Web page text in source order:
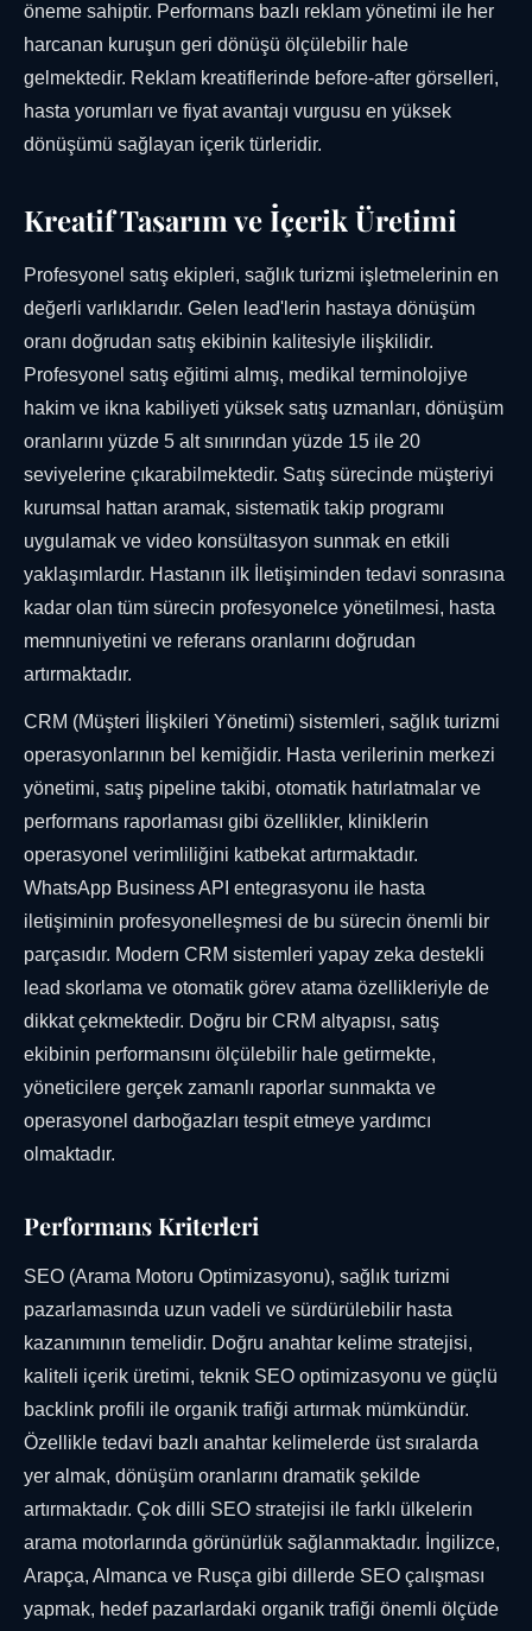
öneme sahiptir. Performans bazlı reklam yönetimi ile her
harcanan kuruşun geri dönüşü ölçülebilir hale
gelmektedir. Reklam kreatiflerinde before-after görselleri,
hasta yorumları ve fiyat avantajı vurgusu en yüksek
dönüşümü sağlayan içerik türleridir.
Kreatif Tasarım ve İçerik Üretimi
Profesyonel satış ekipleri, sağlık turizmi işletmelerinin en
değerli varlıklarıdır. Gelen lead'lerin hastaya dönüşüm
oranı doğrudan satış ekibinin kalitesiyle ilişkilidir.
Profesyonel satış eğitimi almış, medikal terminolojiye
hakim ve ikna kabiliyeti yüksek satış uzmanları, dönüşüm
oranlarını yüzde 5 alt sınırından yüzde 15 ile 20
seviyelerine çıkarabilmektedir. Satış sürecinde müşteriyi
kurumsal hattan aramak, sistematik takip programı
uygulamak ve video konsültasyon sunmak en etkili
yaklaşımlardır. Hastanın ilk İletişiminden tedavi sonrasına
kadar olan tüm sürecin profesyonelce yönetilmesi, hasta
memnuniyetini ve referans oranlarını doğrudan
artırmaktadır.
CRM (Müşteri İlişkileri Yönetimi) sistemleri, sağlık turizmi
operasyonlarının bel kemiğidir. Hasta verilerinin merkezi
yönetimi, satış pipeline takibi, otomatik hatırlatmalar ve
performans raporlaması gibi özellikler, kliniklerin
operasyonel verimliliğini katbekat artırmaktadır.
WhatsApp Business API entegrasyonu ile hasta
iletişiminin profesyonelleşmesi de bu sürecin önemli bir
parçasıdır. Modern CRM sistemleri yapay zeka destekli
lead skorlama ve otomatik görev atama özellikleriyle de
dikkat çekmektedir. Doğru bir CRM altyapısı, satış
ekibinin performansını ölçülebilir hale getirmekte,
yöneticilere gerçek zamanlı raporlar sunmakta ve
operasyonel darboğazları tespit etmeye yardımcı
olmaktadır.
Performans Kriterleri
SEO (Arama Motoru Optimizasyonu), sağlık turizmi
pazarlamasında uzun vadeli ve sürdürülebilir hasta
kazanımının temelidir. Doğru anahtar kelime stratejisi,
kaliteli içerik üretimi, teknik SEO optimizasyonu ve güçlü
backlink profili ile organik trafiği artırmak mümkündür.
Özellikle tedavi bazlı anahtar kelimelerde üst sıralarda
yer almak, dönüşüm oranlarını dramatik şekilde
artırmaktadır. Çok dilli SEO stratejisi ile farklı ülkelerin
arama motorlarında görünürlük sağlanmaktadır. İngilizce,
Arapça, Almanca ve Rusça gibi dillerde SEO çalışması
yapmak, hedef pazarlardaki organik trafiği önemli ölçüde